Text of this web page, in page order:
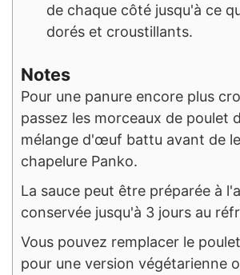
de chaque côté jusqu'à ce
dorés et croustillants.
Notes
Pour une panure encore plus
passez les morceaux de poulet
mélange d'œuf battu avant de
chapelure Panko.
La sauce peut être préparée à
conservée jusqu'à 3 jours au
Vous pouvez remplacer le
pour une version végétarienne